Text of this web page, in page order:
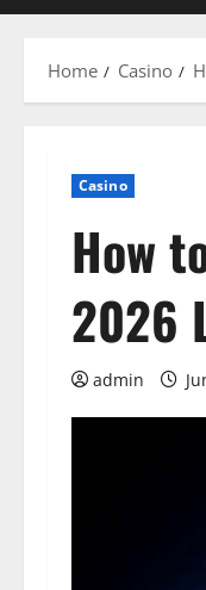
Home Casino
Casino
How
2026
admin